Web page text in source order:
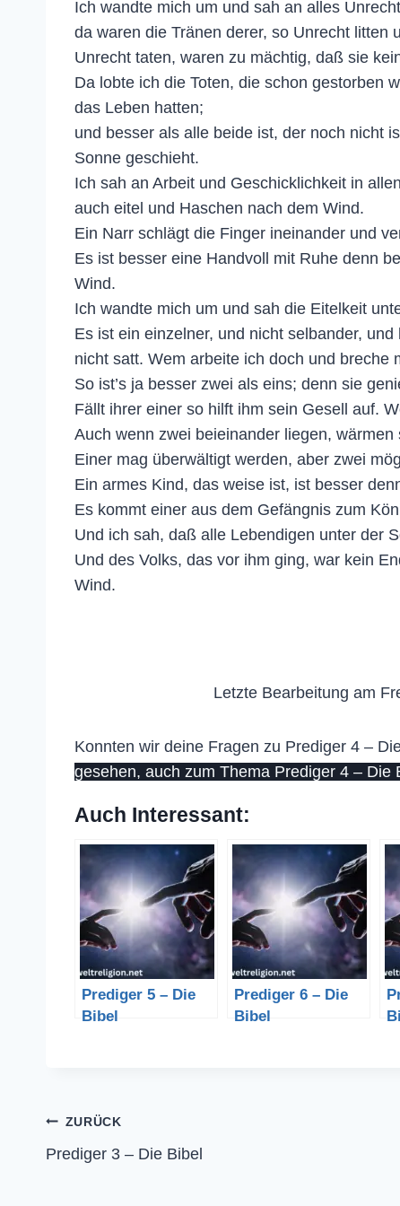
Ich wandte mich um und sah an alles
da waren die Tränen derer, so Unrecht litten
Unrecht taten, waren zu mächtig, daß sie
Da lobte ich die Toten, die schon gestorben
das Leben hatten;
und besser als alle beide ist, der noch nicht
Sonne geschieht.
Ich sah an Arbeit und Geschicklichkeit in
auch eitel und Haschen nach dem Wind.
Ein Narr schlägt die Finger ineinander und
Es ist besser eine Handvoll mit Ruhe denn
Wind.
Ich wandte mich um und sah die Eitelkeit
Es ist ein einzelner, und nicht selbander,
nicht satt. Wem arbeite ich doch und breche
So ist’s ja besser zwei als eins; denn sie
Fällt ihrer einer so hilft ihm sein Gesell auf.
Auch wenn zwei beieinander liegen,
Einer mag überwältigt werden, aber zwei
Ein armes Kind, das weise ist, ist besser
Es kommt einer aus dem Gefängnis zum
Und ich sah, daß alle Lebendigen unter der
Und des Volks, das vor ihm ging, war kein
Wind.
Letzte Bearbeitung am
Konnten wir deine Fragen zu Prediger 4 –
gesehen, auch zum Thema Prediger 4 – Die
Auch Interessant:
Prediger 5 – Die
Bibel
Prediger 6 – Die
Bibel
Beitragsnavigation
ZURÜCK
Prediger 3 – Die Bibel